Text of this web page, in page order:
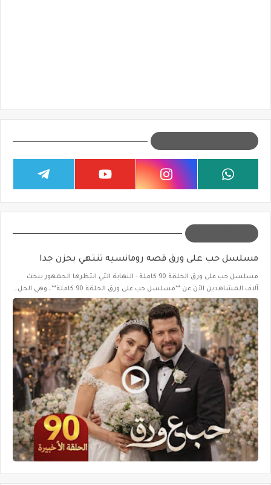
مسلسل حب على ورق قصه رومانسيه تنتهي بحزن جدا
مسلسل حب على ورق الحلقة 90 كاملة - النهاية التي انتظرها الجمهور يبحث
آلاف المشاهدين الآن عن **مسلسل حب على ورق الحلقة 90 كاملة**، وهي الحل…